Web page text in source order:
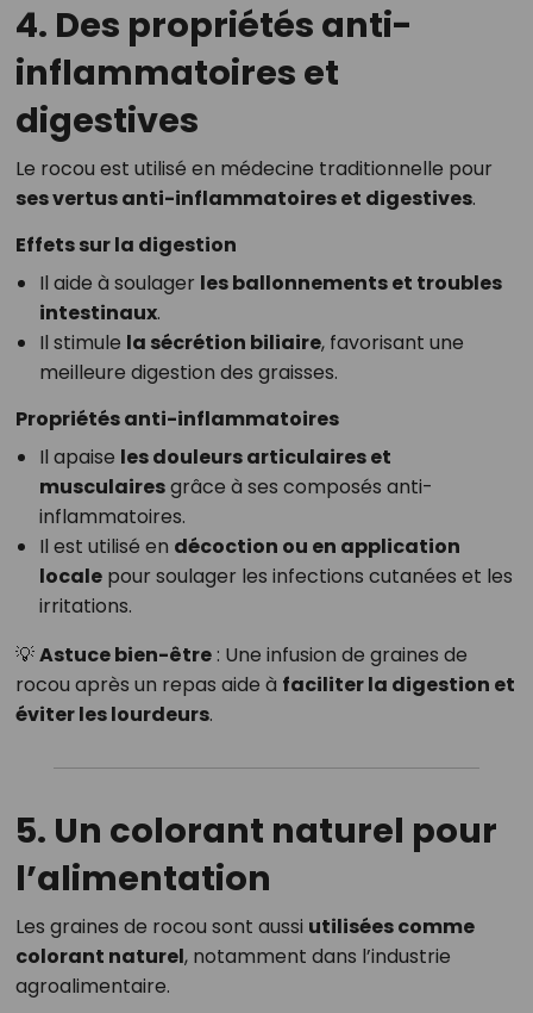
4. Des propriétés anti-
inflammatoires et
digestives
Le rocou est utilisé en médecine traditionnelle pour
ses vertus anti-inflammatoires et digestives.
Effets sur la digestion
Il aide à soulager les ballonnements et troubles
intestinaux.
Il stimule la sécrétion biliaire, favorisant une
meilleure digestion des graisses.
Propriétés anti-inflammatoires
Il apaise les douleurs articulaires et
musculairesgrâce à ses composés anti-
inflammatoires.
Il est utilisé en décoction ou en application
localepour soulager les infections cutanées et les
irritations.
💡Astuce bien-être: Une infusion de graines de
rocou après un repas aide à faciliter la digestion et
éviter les lourdeurs.
5. Un colorant naturel pour
l’alimentation
Les graines de rocou sont aussi utilisées comme
colorant naturel, notamment dans l’industrie
agroalimentaire.